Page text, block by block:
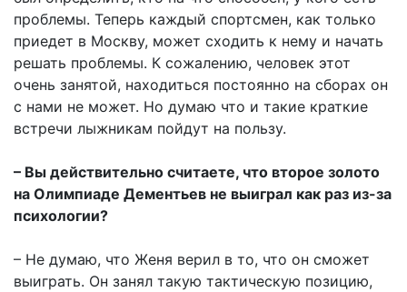
проблемы. Теперь каждый спортсмен, как только
приедет в Москву, может сходить к нему и начать
решать проблемы. К сожалению, человек этот
очень занятой, находиться постоянно на сборах он
с нами не может. Но думаю что и такие краткие
встречи лыжникам пойдут на пользу.
– Вы действительно считаете, что второе золото
на Олимпиаде Дементьев не выиграл как раз из-за
психологии?
– Не думаю, что Женя верил в то, что он сможет
выиграть. Он занял такую тактическую позицию,